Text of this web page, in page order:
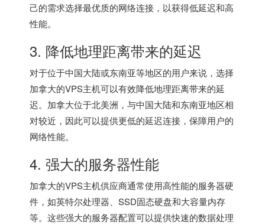
己的需求选择最优质的网络连接，以获得低延迟和高
性能。
3. 降低地理距离带来的延迟
对于位于中国大陆或东南亚等地区的用户来说，选择
加拿大的VPS主机可以有效降低地理距离带来的延
迟。加拿大位于北美洲，与中国大陆和东南亚地区相
对较近，因此可以提供更低的延迟连接，保障用户的
网络性能。
4. 强大的服务器性能
加拿大的VPS主机供应商通常使用高性能的服务器硬
件，如英特尔处理器、SSD固态硬盘和大容量内存
等。这些强大的服务器配置可以提供快速的数据处理